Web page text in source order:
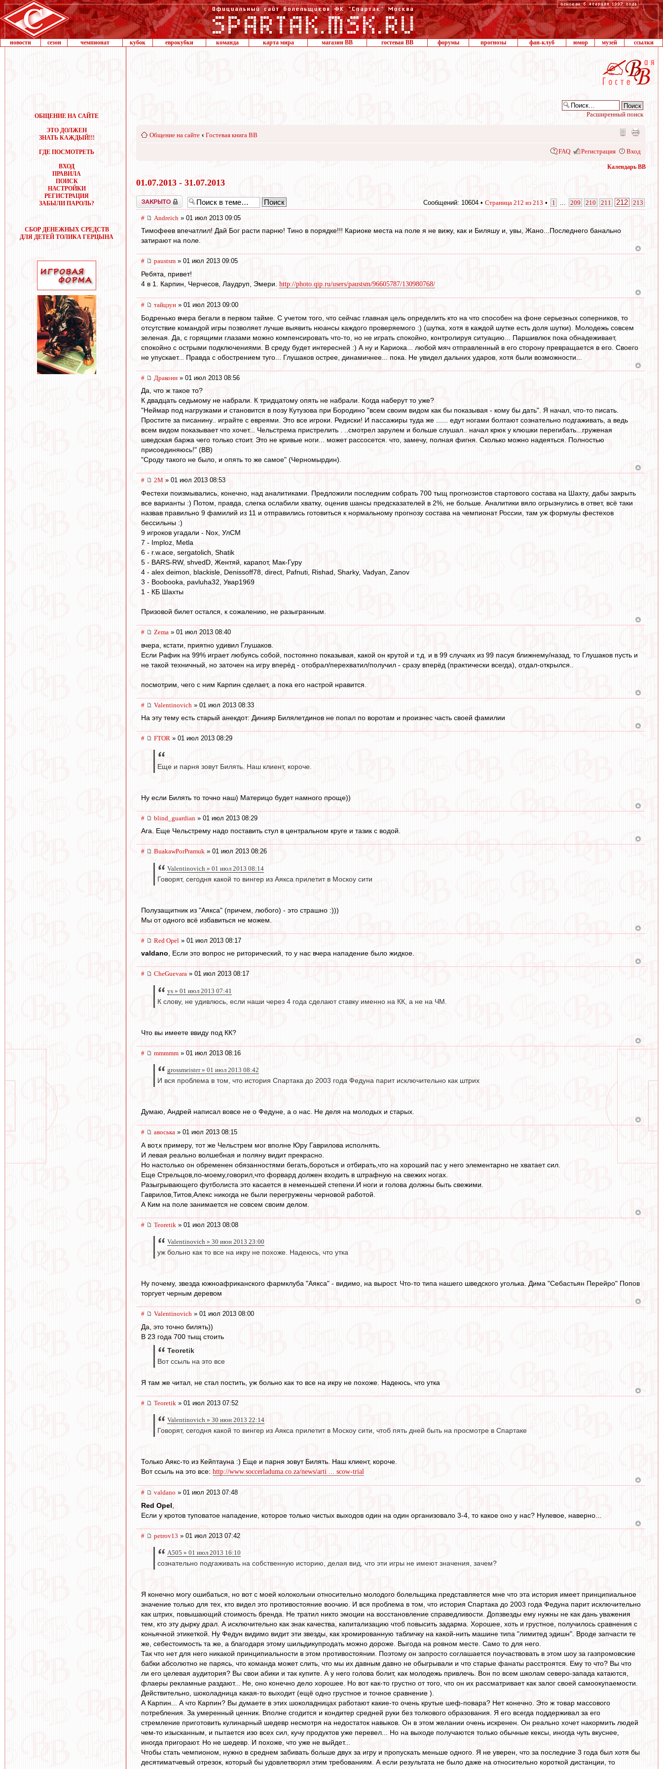
новости сезон чемпионат кубок еврокубки команда карта мира магазин ВВ гостевая ВВ форумы прогнозы фан-клуб юмор музей ссылки
ОБЩЕНИЕ НА САЙТЕ
ЭТО ДОЛЖЕН
ЗНАТЬ КАЖДЫЙ!!!
ГДЕ ПОСМОТРЕТЬ
ВХОД
ПРАВИЛА
ПОИСК
НАСТРОЙКИ
РЕГИСТРАЦИЯ
ЗАБЫЛИ ПАРОЛЬ?
СБОР ДЕНЕЖНЫХ СРЕДСТВ
ДЛЯ ДЕТЕЙ ТОЛИКА ГЕРЦЫНА
Расширенный поиск
Общение на сайте ‹ Гостевая книга ВВ
FAQ Регистрация Вход
Календарь ВВ
01.07.2013 - 31.07.2013
Закрыто Сообщений: 10604 • Страница 212 из 213 • 1 209 210 211 212 213
# Andreich » 01 июл 2013 09:05
Тимофеев впечатлил! Дай Бог расти парню! Тино в порядке!!! Кариоке места на поле я не вижу, как и Биляшу и, увы, Жано...Последнего банально
затирают на поле.
# paustsm » 01 июл 2013 09:05
Ребята, привет!
4 в 1. Карпин, Черчесов, Лаудруп, Эмери. http://photo.qip.ru/users/paustsm/96605787/130980768/
# тайцзун » 01 июл 2013 09:00
Бодренько вчера бегали в первом тайме. С учетом того, что сейчас главная цель определить кто на что способен на фоне серьезных соперников, то
отсутствие командой игры позволяет лучше выявить нюансы каждого проверяемого :) (шутка, хотя в каждой шутке есть доля шутки). Молодежь совсем
зеленая. Да, с горящими глазами можно компенсировать что-то, но не играть спокойно, контролируя ситуацию... Паршивлюк пока обнадеживает,
спокойно с острыми подключениями. В среду будет интересней :) А ну и Кариока... любой мяч отправленный в его сторону превращается в его. Своего
не упускает... Правда с обострением туго... Глушаков острее, динамичнее... пока. Не увидел дальних ударов, хотя были возможности...
# Драконн » 01 июл 2013 08:56
Да, что ж такое то?
К двадцать седьмому не набрали. К тридцатому опять не набрали. Когда наберут то уже?
"Неймар под нагрузками и становится в позу Кутузова при Бородино "всем своим видом как бы показывая - кому бы дать". Я начал, что-то писать.
Простите за писанину.. играйте с евреями. Это все игроки. Редиски! И пассажиры туда же ...... едут ногами болтают сознательно подгаживать, а ведь
всем видом показывает что хочет... Чельстрема пристрелить . ..смотрел зарулем и больше слушал.. начал крюк у клюшки перегибать...груженая
шведская баржа чего только стоит. Это не кривые ноги... может рассосется. что, замечу, полная фигня. Сколько можно надеяться. Полностью
присоединяюсь!" (ВВ)
"Сроду такого не было, и опять то же самое" (Черномырдин).
# 2M » 01 июл 2013 08:53
Фестехи поизмывались, конечно, над аналитиками. Предложили последним собрать 700 тыщ прогнозистов стартового состава на Шахту, дабы закрыть
все варианты :) Потом, правда, слегка ослабили хватку, оценив шансы предсказателей в 2%, не больше. Аналитики вяло огрызнулись в ответ, всё таки
назвав правильно 9 фамилий из 11 и отправились готовиться к нормальному прогнозу состава на чемпионат России, там уж формулы фестехов
бессильны :)
9 игроков угадали - Nox, УлСМ
7 - Imploz, Metla
6 - r.w.ace, sergatolich, Shatik
5 - BARS-RW, shvedD, Жентяй, карапот, Мак-Гуру
4 - alex deimon, blackisle, Denissoff78, direct, Pafnuti, Rishad, Sharky, Vadyan, Zanov
3 - Boobooka, pavluha32, Увар1969
1 - КБ Шахты
Призовой билет остался, к сожалению, не разыгранным.
# Zema » 01 июл 2013 08:40
вчера, кстати, приятно удивил Глушаков.
Если Рафик на 99% играет любуясь собой, постоянно показывая, какой он крутой и т.д. и в 99 случаях из 99 пасуя ближнему/назад, то Глушаков пусть и
не такой техничный, но заточен на игру вперёд - отобрал/перехватил/получил - сразу вперёд (практически всегда), отдал-открылся..
посмотрим, чего с ним Карпин сделает, а пока его настрой нравится.
# Valentinovich » 01 июл 2013 08:33
На эту тему есть старый анекдот: Динияр Билялетдинов не попал по воротам и произнес часть своей фамилии
# FTOR » 01 июл 2013 08:29
Еще и парня зовут Билять. Наш клиент, короче.
Ну если Билять то точно наш) Материцо будет намного проще))
# blind_guardian » 01 июл 2013 08:29
Ага. Еще Чельстрему надо поставить стул в центральном круге и тазик с водой.
# BuakawPorPramuk » 01 июл 2013 08:26
Valentinovich » 01 июл 2013 08:14
Говорят, сегодня какой то вингер из Аякса прилетит в Москоу сити
Полузащитник из "Аякса" (причем, любого) - это страшно :)))
Мы от одного всё избавиться не можем.
# Red Opel » 01 июл 2013 08:17
valdano, Если это вопрос не риторический, то у нас вчера нападение было жидкое.
# CheGuevara » 01 июл 2013 08:17
ys » 01 июл 2013 07:41
К слову, не удивлюсь, если наши через 4 года сделают ставку именно на КК, а не на ЧМ.
Что вы имеете ввиду под КК?
# mmmmm » 01 июл 2013 08:16
grossmeister » 01 июл 2013 08:42
И вся проблема в том, что история Спартака до 2003 года Федуна парит исключительно как штрих
Думаю, Андрей написал вовсе не о Федуне, а о нас. Не деля на молодых и старых.
# авоська » 01 июл 2013 08:15
А вот,к примеру, тот же Чельстрем мог вполне Юру Гаврилова исполнять.
И левая реально волшебная и поляну видит прекрасно.
Но настолько он обременен обязанностями бегать,бороться и отбирать,что на хороший пас у него элементарно не хватает сил.
Еще Стрельцов,по-моему,говорил,что форвард должен входить в штрафную на свежих ногах.
Разыгрывающего футболиста это касается в неменьшей степени.И ноги и голова должны быть свежими.
Гаврилов,Титов,Алекс никогда не были перегружены черновой работой.
А Ким на поле занимается не совсем своим делом.
# Teoretik » 01 июл 2013 08:08
Valentinovich » 30 июн 2013 23:00
уж больно как то все на икру не похоже. Надеюсь, что утка
Ну почему, звезда южноафриканского фармклуба "Аякса" - видимо, на вырост. Что-то типа нашего шведского уголька. Дима "Себастьян Перейро" Попов
торгует черным деревом
# Valentinovich » 01 июл 2013 08:00
Да, это точно билять))
В 23 года 700 тыщ стоить
Teoretik
Вот ссыль на это все
Я там же читал, не стал постить, уж больно как то все на икру не похоже. Надеюсь, что утка
# Teoretik » 01 июл 2013 07:52
Valentinovich » 30 июн 2013 22:14
Говорят, сегодня какой то вингер из Аякса прилетит в Москоу сити, чтоб пять дней быть на просмотре в Спартаке
Только Аякс-то из Кейптауна :) Еще и парня зовут Билять. Наш клиент, короче.
Вот ссыль на это все: http://www.soccerladuma.co.za/news/arti ... scow-trial
# valdano » 01 июл 2013 07:48
Red Opel
Если у кротов туповатое нападение, которое только чистых выходов один на один организовало 3-4, то какое оно у нас? Нулевое, наверно...
# petrov13 » 01 июл 2013 07:42
A505 » 01 июл 2013 16:10
сознательно подгаживать на собственную историю, делая вид, что эти игры не имеют значения, зачем?
Я конечно могу ошибаться, но вот с моей колокольни относительно молодого болельщика представляется мне что эта история имеет принципиальное
значение только для тех, кто видел это противостояние воочию. И вся проблема в том, что история Спартака до 2003 года Федуна парит исключительно
как штрих, повышающий стоимость бренда. Не тратил никто эмоции на восстановление справедливости. Допзвезды ему нужны не как дань уважения
тем, кто эту дырку драл. А исключительно как знак качества, капитализацию чтоб повысить задарма. Хорошее, хоть и грустное, получилось сравнения с
коньячной этикеткой. Ну Федун видимо видит эти звезды, как хромированную табличку на какой-нить машине типа "лимитед эдишн". Вроде запчасти те
же, себестоимость та же, а благодаря этому шильдикупродать можно дороже. Выгода на ровном месте. Само то для него.
Так что нет для него никакой принципиальности в этом противостоянии. Поэтому он запросто соглашается поучаствовать в этом шоу за газпромовские
бабки абсолютно не парясь, что команда может слить, что мы их давным давно не обыгрывали и что старые фанаты расстроятся. Ему то что? Вы что
ли его целевая аудитория? Вы свои абики и так купите. А у него голова болит, как молодежь привлечь. Вон по всем школам северо-запада катаются,
флаеры рекламные раздают... Не, оно конечно дело хорошее. Но вот как-то грустно от того, что он их рассматривает как залог своей самоокупаемости.
Действительно, шоколадница какая-то выходит (ещё одно грустное и точное сравнение ).
А Карпин... А что Карпин? Вы думаете в этих шоколадницах работают какие-то очень крутые шеф-повара? Нет конечно. Это ж товар массового
потребления. За умеренный ценник. Вполне сгодится и кондитер средней руки без толкового образования. Я его всегда поддерживал за его
стремление приготовить кулинарный шедевр несмотря на недостаток навыков. Он в этом желании очень искренен. Он реально хочет накормить людей
чем-то изысканным, и пытается изо всех сил, кучу продуктов уже перевел... Но на выходе получаются только обычные кексы, иногда чуть вкуснее,
иногда пригорают. Но не шедевр. И похоже, что уже не выйдет...
Чтобы стать чемпионом, нужно в среднем забивать больше двух за игру и пропускать меньше одного. Я не уверен, что за последние 3 года был хотя бы
десятиматчевый отрезок, который бы удовлетворял этим требованиям. А если результата не было даже на относительно короткой дистанции, то